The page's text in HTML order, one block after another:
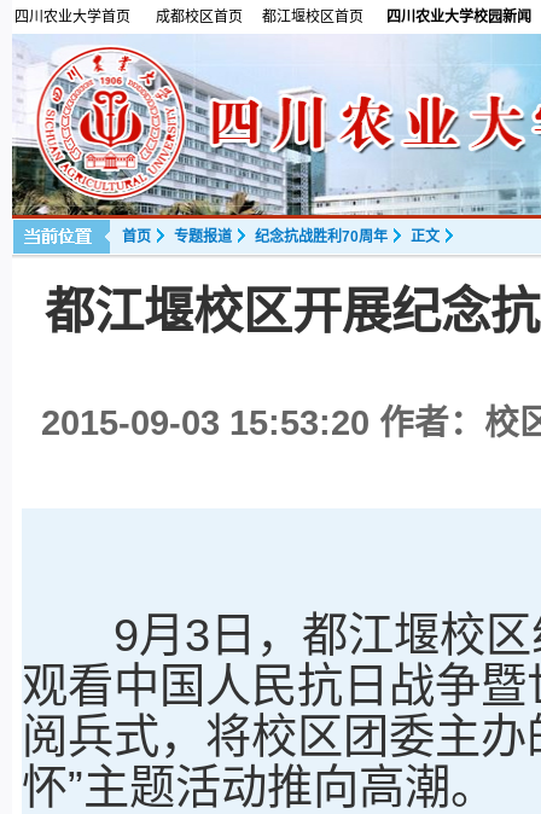
四川农业大学首页 成都校区首页 都江堰校区首页 四川农业大学校园新闻
首页 专题报道 纪念抗战胜利70周年 正文
都江堰校区开展纪念
2015-09-03 15:53:20 作者：校
9月3日，都江堰校区
观看中国人民抗日战争
阅兵式，将校区团委主
怀”主题活动推向高潮。